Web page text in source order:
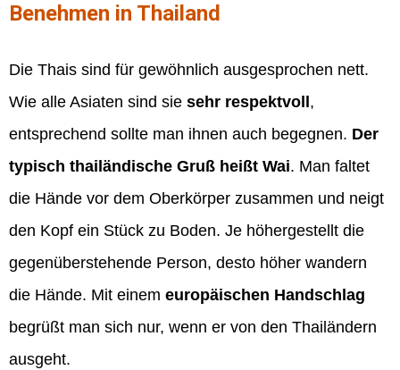
Benehmen in Thailand
Die Thais sind für gewöhnlich ausgesprochen nett.
Wie alle Asiaten sind sie sehr respektvoll ,
entsprechend sollte man ihnen auch begegnen. Der
typisch thailändische Gruß heißt Wai. Man faltet
die Hände vor dem Oberkörper zusammen und neigt
den Kopf ein Stück zu Boden. Je höhergestellt die
gegenüberstehende Person, desto höher wandern
die Hände. Mit einem europäischen Handschlag
begrüßt man sich nur, wenn er von den Thailändern
ausgeht.